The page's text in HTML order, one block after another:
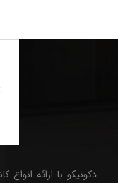
دکونیکو با ارائه